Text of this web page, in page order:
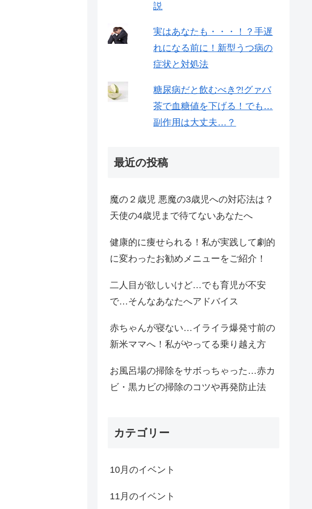
説
実はあなたも・・・！？手遅
れになる前に！新型うつ病の
症状と対処法
糖尿病だと飲むべき?!グァバ
茶で血糖値を下げる！でも…
副作用は大丈夫…？
最近の投稿
魔の２歳児 悪魔の3歳児への対応法は？
天使の4歳児まで待てないあなたへ
健康的に痩せられる！私が実践して劇的
に変わったお勧めメニューをご紹介！
二人目が欲しいけど…でも育児が不安
で…そんなあなたへアドバイス
赤ちゃんが寝ない…イライラ爆発寸前の
新米ママへ！私がやってる乗り越え方
お風呂場の掃除をサボっちゃった…赤カ
ビ・黒カビの掃除のコツや再発防止法
カテゴリー
10月のイベント
11月のイベント